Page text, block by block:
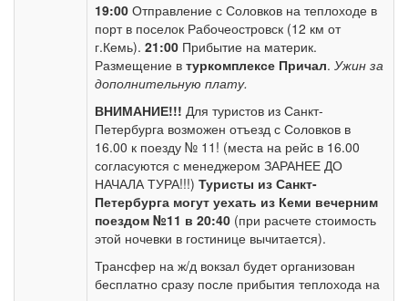
19:00 Отправление с Соловков на теплоходе в
порт в поселок Рабочеостровск (12 км от
г.Кемь). 21:00 Прибытие на материк.
Размещение в туркомплексе Причал. Ужин за
дополнительную плату.
ВНИМАНИЕ!!! Для туристов из Санкт-
Петербурга возможен отъезд с Соловков в
16.00 к поезду № 11! (места на рейс в 16.00
согласуются с менеджером ЗАРАНЕЕ ДО
НАЧАЛА ТУРА!!!) Туристы из Санкт-
Петербурга могут уехать из Кеми вечерним
поездом №11 в 20:40 (при расчете стоимость
этой ночевки в гостинице вычитается).
Трансфер на ж/д вокзал будет организован
бесплатно сразу после прибытия теплохода на